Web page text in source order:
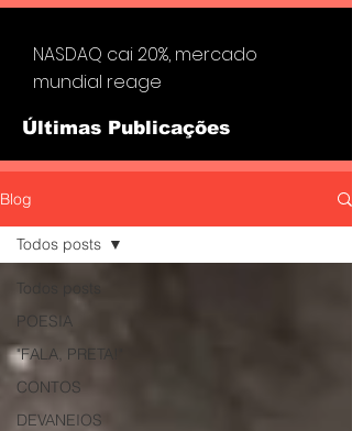
NASDAQ cai 20%, mercado
mundial reage
Últimas Publicações
Blog
Todos posts
POESIA
"FALA, PRETA!"
CONTOS
DEVANEIOS
Todos posts